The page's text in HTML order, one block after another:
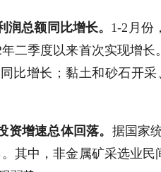
润总额同比增长。 1-2月份
年二季度以来首次实现增
比增长；黏土和砂石开
资增速总体回落。 据国家
其中，非金属矿采选业